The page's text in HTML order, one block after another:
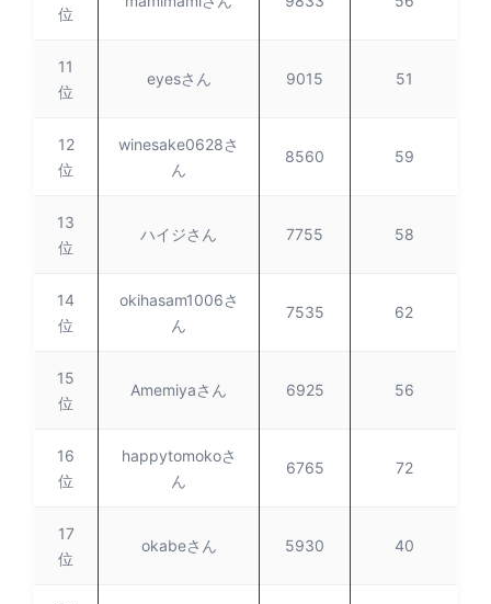
位
11
位
eyesさん 9015 51
12
位
winesake0628さ
ん
8560 59
13
位
ハイジさん 7755 58
14
位
okihasam1006さ
ん
7535 62
15
位
Amemiyaさん 6925 56
16
位
happytomokoさ
ん
6765 72
17
位
okabeさん 5930 40